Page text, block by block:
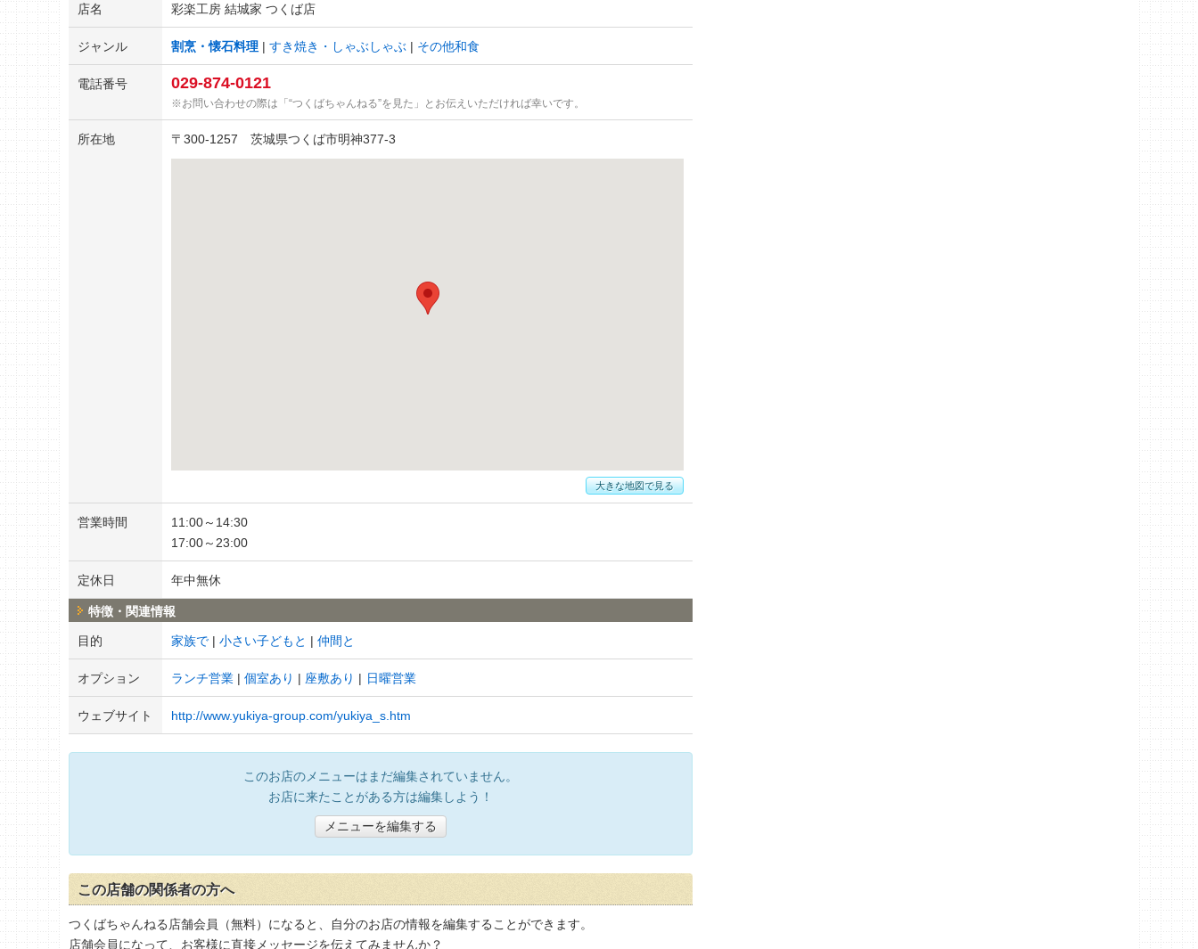
店名 彩楽工房 結城家 つくば店
ジャンル 割烹・懐石料理 すき焼き・しゃぶしゃぶ その他和食
電話番号 029-874-0121
お問い合わせの際は「“つくばちゃんねる”を見た」とお伝えいただければ幸いです。
所在地 〒 300-1257 茨城県つくば市明神377-3
大きな地図で見る
営業時間
11:00～14:30
17:00～23:00
定休日 年中無休
特徴・関連情報
目的 家族で 小さい子どもと 仲間と
オプション ランチ営業 個室あり 座敷あり 日曜営業
ウェブサイト http://www.yukiya-group.com/yukiya_s.htm
このお店のメニューはまだ編集されていません。
お店に来たことがある方は編集しよう！
メニューを編集する
この店舗の関係者の方へ
つくばちゃんねる店舗会員（無料）になると、自分のお店の情報を編集することができます。
店舗会員になって、お客様に直接メッセージを伝えてみませんか？